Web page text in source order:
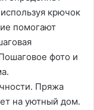
крючок
помогают
фото и
Пряжа
на уютный дом․